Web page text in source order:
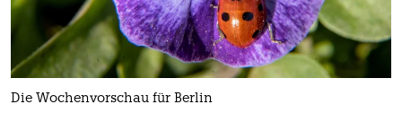
Die Wochenvorschau für Berlin